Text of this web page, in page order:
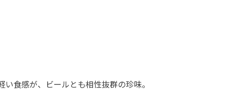
食感が、ビールとも相性抜群の珍味。